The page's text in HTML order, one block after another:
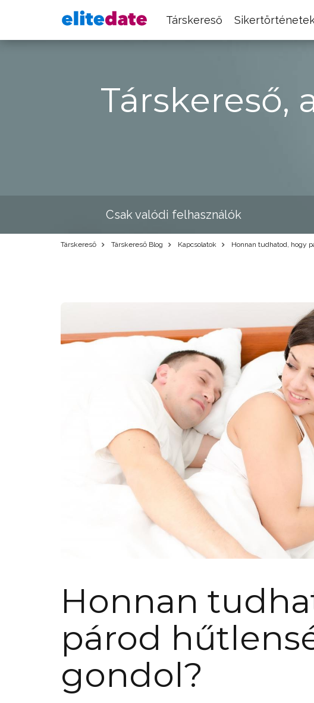
Társkereső
Társkereső,
Csak valódi felhasználók
Társkereső Társkereső Blog Kapcsolatok Honnan tudhatod, hogy
Honnan
párod
gondol?